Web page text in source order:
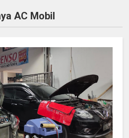
AC Mobil